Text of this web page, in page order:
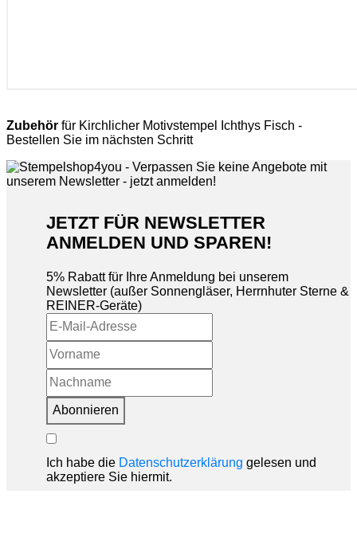
Zubehör für Kirchlicher Motivstempel Ichthys Fisch -
Bestellen Sie im nächsten Schritt
JETZT FÜR NEWSLETTER
ANMELDEN UND SPAREN!
5% Rabatt für Ihre Anmeldung bei unserem
Newsletter (außer Sonnengläser, Herrnhuter Sterne &
REINER-Geräte)
Abonnieren
Ich habe die Datenschutzerklärung gelesen und
akzeptiere Sie hiermit.